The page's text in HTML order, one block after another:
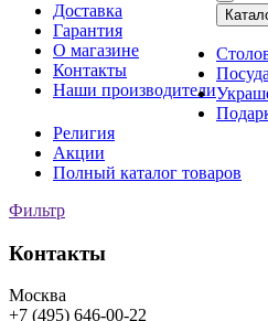
Доставка
Гарантия
О магазине
Контакты
Наши производители
Посуда
Религия
Акции
Полный каталог товаров
Фильтр
Контакты
Москва
+7 (495) 646-00-22